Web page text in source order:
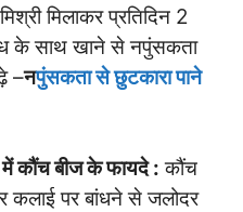
मिलाकर प्रतिदिन 2
के साथ खाने से नपुंसकता
–नपुंसकता से छुटकारा पाने
में कौंच बीज के फायदे : कौंच
कलाई पर बांधने से जलोदर